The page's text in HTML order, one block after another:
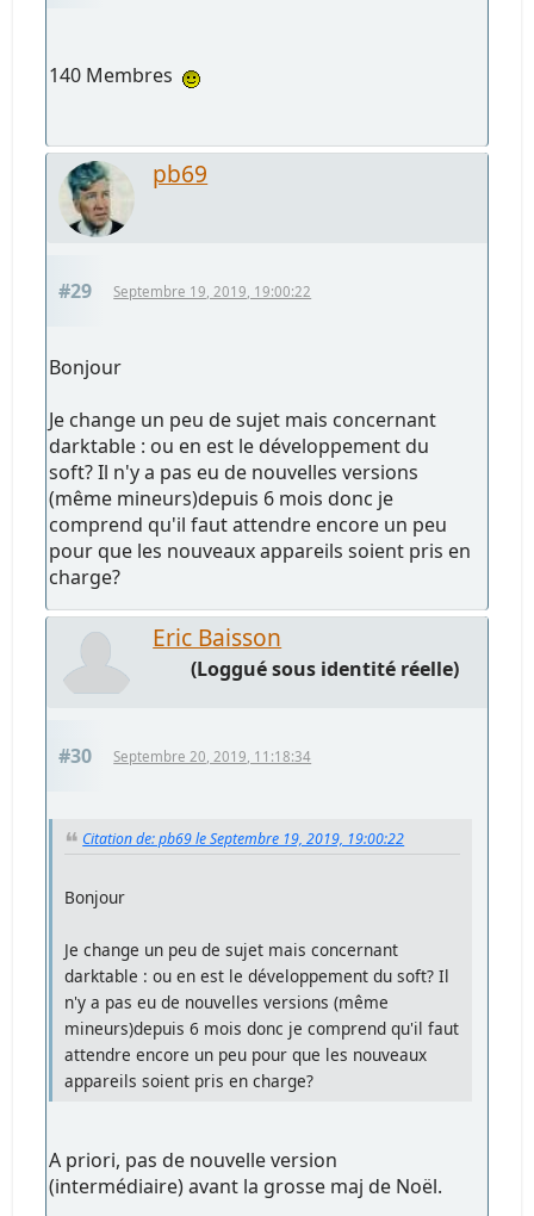
140 Membres
pb69
#29 Septembre 19, 2019, 19:00:22
Bonjour
Je change un peu de sujet mais concernant
darktable : ou en est le développement du
soft? Il n'y a pas eu de nouvelles versions
(même mineurs)depuis 6 mois donc je
comprend qu'il faut attendre encore un peu
pour que les nouveaux appareils soient pris en
charge?
Eric Baisson
(Loggué sous identité réelle)
#30 Septembre 20, 2019, 11:18:34
Citation de: pb69 le Septembre 19, 2019, 19:00:22
Bonjour
Je change un peu de sujet mais concernant
darktable : ou en est le développement du soft? Il
n'y a pas eu de nouvelles versions (même
mineurs)depuis 6 mois donc je comprend qu'il faut
attendre encore un peu pour que les nouveaux
appareils soient pris en charge?
A priori, pas de nouvelle version
(intermédiaire) avant la grosse maj de Noël.